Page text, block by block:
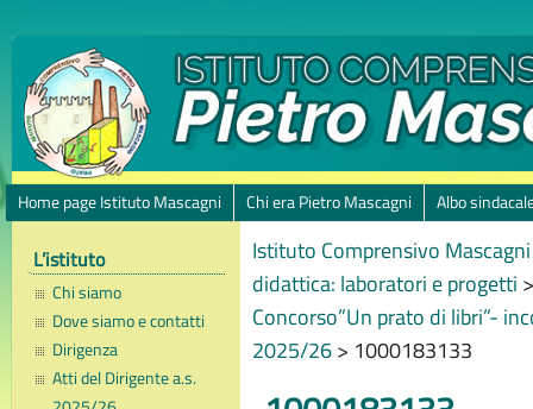
Home page Istituto Mascagni Chi era Pietro Mascagni Albo
L’istituto
Chi siamo
Dove siamo e contatti
Dirigenza
Atti del Dirigente a.s.
Istituto Comprensivo
didattica: laboratori e progetti
Concorso”Un prato di libri”-
2025/26> 1000183133